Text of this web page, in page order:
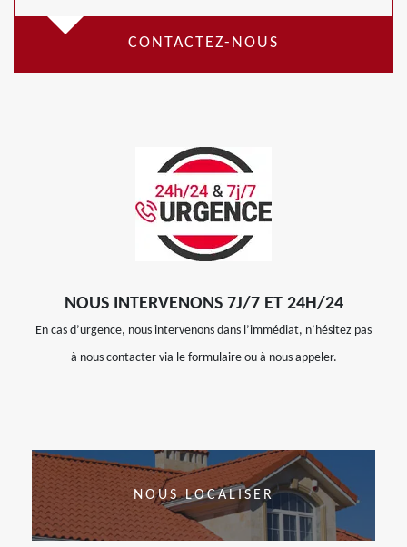
CONTACTEZ-NOUS
NOUS INTERVENONS 7J/7 ET 24H/24
En cas d’urgence, nous intervenons dans l’immédiat, n’hésitez pas
à nous contacter via le formulaire ou à nous appeler.
NOUS LOCALISER